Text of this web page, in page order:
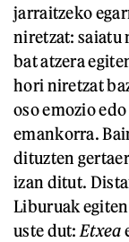
jarraitzeko
niretzat: saiatu
bat atzera
hori niretzat
oso emozio
emankorra.
dituzten
izan ditut.
Liburuak
uste dut: Etxea